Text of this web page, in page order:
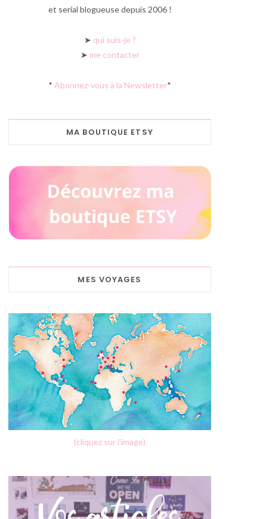
et serial blogueuse depuis 2006 !
➤ qui suis-je ?
➤ me contacter
* Abonnez-vous à la Newsletter*
MA BOUTIQUE ETSY
MES VOYAGES
(cliquez sur l'image)